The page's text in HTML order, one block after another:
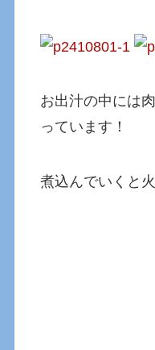
お出汁の中には
っています！
煮込んでいくと